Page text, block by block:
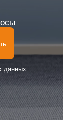
данных